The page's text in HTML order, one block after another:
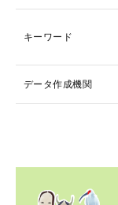
キーワード
データ作成機関